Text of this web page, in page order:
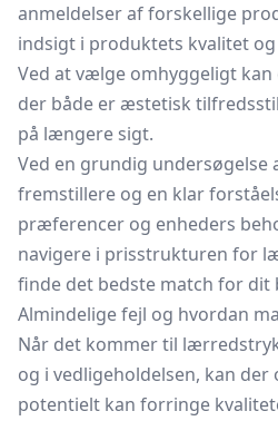
anmeldelser af forskellige
indsigt i produktets kvalitet
Ved at vælge omhyggeligt
der både er æstetisk
på længere sigt.
Ved en grundig undersøgelse
fremstillere og en klar
præferencer og enheders
navigere i prisstrukturen for
finde det bedste match for dit
Almindelige fejl og hvordan
Når det kommer til
og i vedligeholdelsen, kan
potentielt kan forringe